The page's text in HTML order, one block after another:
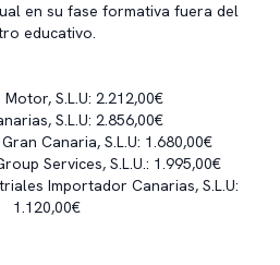
en su fase formativa fuera del
educativo.
S.L.U: 2.212,00€
S.L.U: 2.856,00€
Canaria, S.L.U: 1.680,00€
Services, S.L.U.: 1.995,00€
Importador Canarias, S.L.U:
1.120,00€